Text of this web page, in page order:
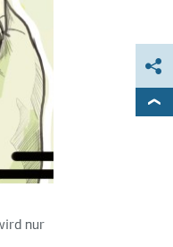
nur